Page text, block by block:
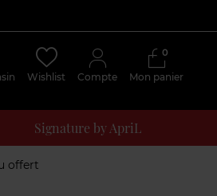
Wishlist Compte Mon panier
0
Signature by ApriL
offert